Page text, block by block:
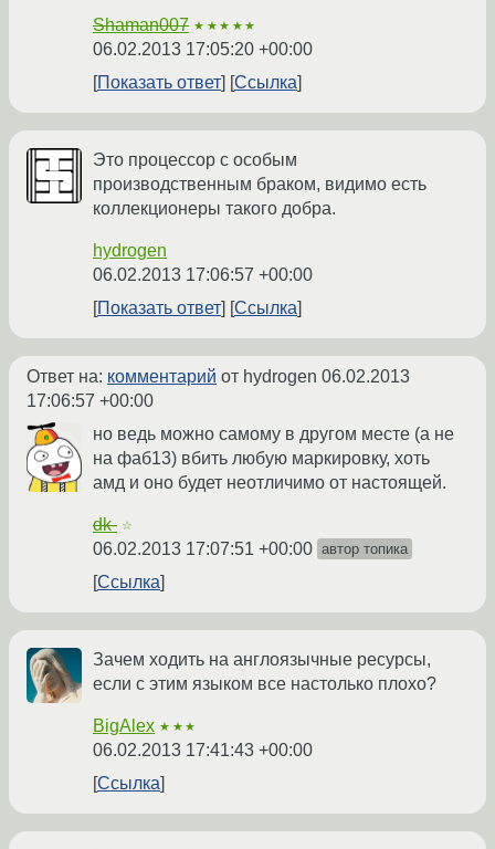
Shaman007 ★★★★★
06.02.2013 17:05:20 +00:00
Показать ответ
Ссылка
Это процессор с особым
производственным браком, видимо есть
коллекционеры такого добра.
hydrogen
06.02.2013 17:06:57 +00:00
Показать ответ
Ссылка
Ответ на: комментарий от hydrogen 06.02.2013
17:06:57 +00:00
но ведь можно самому в другом месте (а не
на фаб13) вбить любую маркировку, хоть
амд и оно будет неотличимо от настоящей.
dk- ☆
06.02.2013 17:07:51 +00:00 автор топика
Ссылка
Зачем ходить на англоязычные ресурсы,
если с этим языком все настолько плохо?
BigAlex ★★★
06.02.2013 17:41:43 +00:00
Ссылка